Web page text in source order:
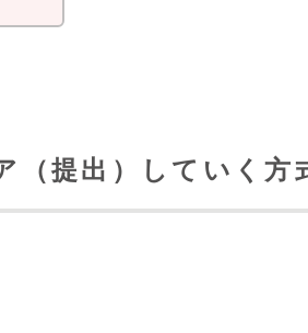
提出）していく方